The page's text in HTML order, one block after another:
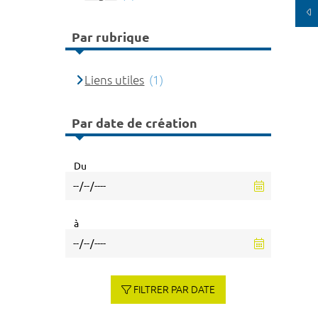
Par rubrique
Liens utiles (1)
Par date de création
Du
à
FILTRER PAR DATE